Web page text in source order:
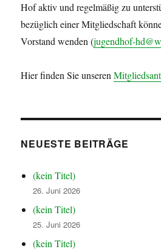
Hof aktiv und regelmäßig zu
bezüglich einer Mitgliedschaft
Vorstand wenden (jugendhof-
Hier finden Sie unseren
NEUESTE BEITRÄGE
(kein Titel)
26. Juni 2026
(kein Titel)
25. Juni 2026
(kein Titel)